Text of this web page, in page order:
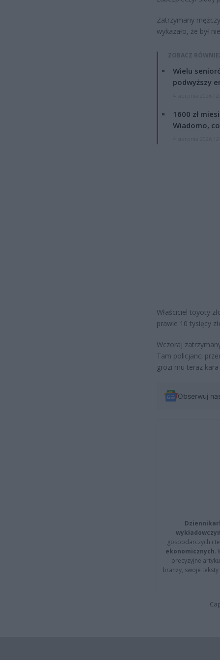
Zatrzymany
wykazało, że był
ZOBACZ
Wielu
podwyższy
1600 zł
Wiadomo,
Właściciel toyoty
prawie 10 tysięcy
Wczoraj
Tam policjanci
grozi mu teraz
Obserwuj
gospodarczych i
ekonomicznych.
precyzyjne
branży, swoje